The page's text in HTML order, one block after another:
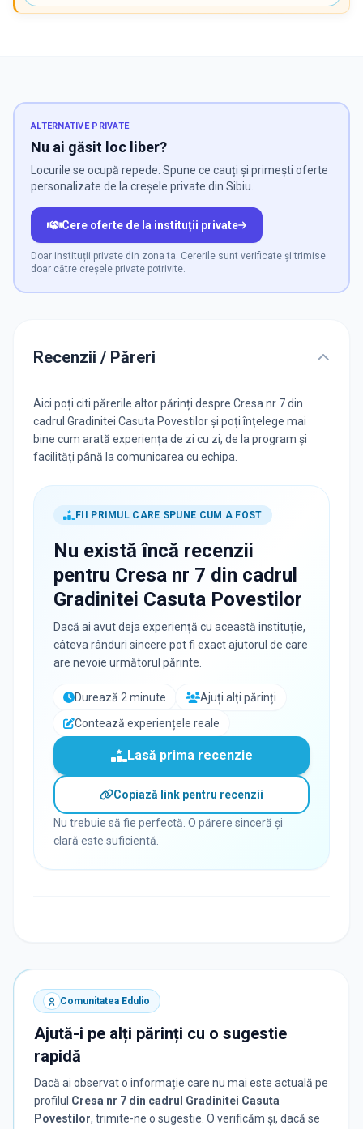
ALTERNATIVE PRIVATE
Nu ai găsit loc liber?
Locurile se ocupă repede. Spune ce cauți și primești oferte
personalizate de la creșele private din Sibiu.
Cere oferte de la instituții private
Doar instituții private din zona ta. Cererile sunt verificate și trimise
doar către creșele private potrivite.
Recenzii / Păreri
Aici poți citi părerile altor părinți despre Cresa nr 7 din
cadrul Gradinitei Casuta Povestilor și poți înțelege mai
bine cum arată experiența de zi cu zi, de la program și
facilități până la comunicarea cu echipa.
FII PRIMUL CARE SPUNE CUM A FOST
Nu există încă recenzii
pentru Cresa nr 7 din cadrul
Gradinitei Casuta Povestilor
Dacă ai avut deja experiență cu această instituție,
câteva rânduri sincere pot fi exact ajutorul de care
are nevoie următorul părinte.
Durează 2 minute
Ajuți alți părinți
Contează experiențele reale
Lasă prima recenzie
Copiază link pentru recenzii
Nu trebuie să fie perfectă. O părere sinceră și
clară este suficientă.
Comunitatea Edulio
Ajută-i pe alți părinți cu o sugestie
rapidă
Dacă ai observat o informație care nu mai este actuală pe
profilul Cresa nr 7 din cadrul Gradinitei Casuta
Povestilor, trimite-ne o sugestie. O verificăm și, dacă se